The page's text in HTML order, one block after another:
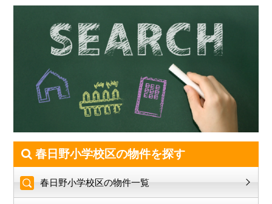
春日野小学校区の物件を探す
春日野小学校区の物件一覧